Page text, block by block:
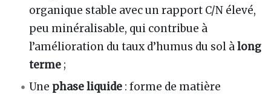
organique stable avec un rapport C/N élevé,
peu minéralisable, qui contribue à
l’amélioration du taux d’humus du sol àlong
terme ;
Une phase liquide : forme de matière